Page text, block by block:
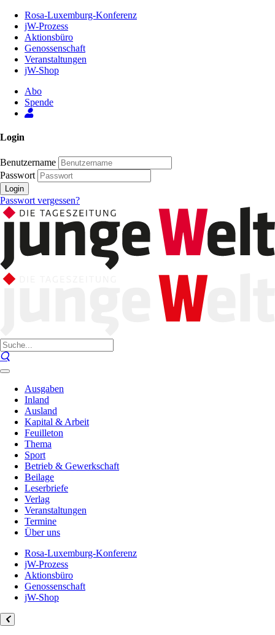
Inhalt
Seite
Rosa-Luxemburg-Konferenz
jW-Prozess
Aktionsbüro
Genossenschaft
Veranstaltungen
jW-Shop
Abo
Spende
Login
Benutzername
Passwort
Login
Passwort vergessen?
Ausgaben
Inland
Ausland
Kapital & Arbeit
Feuilleton
Thema
Sport
Betrieb & Gewerkschaft
Beilage
Leserbriefe
Verlag
Veranstaltungen
Termine
Über uns
Rosa-Luxemburg-Konferenz
jW-Prozess
Aktionsbüro
Genossenschaft
jW-Shop